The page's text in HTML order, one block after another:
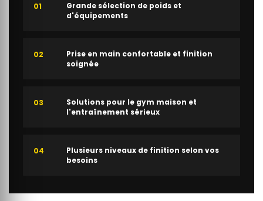
01
Grande sélection de poids et
d'équipements
02
Prise en main confortable et finition
soignée
03
Solutions pour le gym maison et
l'entraînement sérieux
04
Plusieurs niveaux de finition selon vos
besoins